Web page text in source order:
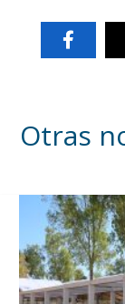
Otras